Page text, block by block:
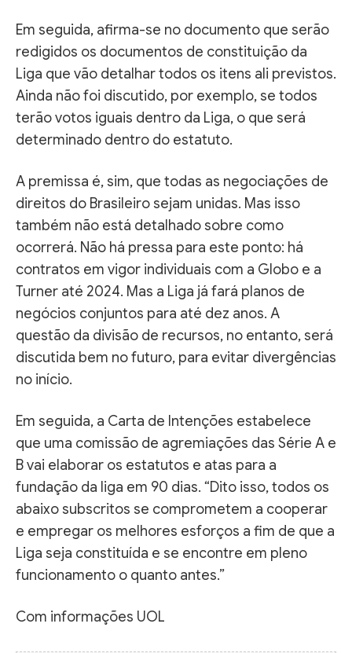
Em seguida, afirma-se no documento que serão
redigidos os documentos de constituição da
Liga que vão detalhar todos os itens ali previstos.
Ainda não foi discutido, por exemplo, se todos
terão votos iguais dentro da Liga, o que será
determinado dentro do estatuto.
A premissa é, sim, que todas as negociações de
direitos do Brasileiro sejam unidas. Mas isso
também não está detalhado sobre como
ocorrerá. Não há pressa para este ponto: há
contratos em vigor individuais com a Globo e a
Turner até 2024. Mas a Liga já fará planos de
negócios conjuntos para até dez anos. A
questão da divisão de recursos, no entanto, será
discutida bem no futuro, para evitar divergências
no início.
Em seguida, a Carta de Intenções estabelece
que uma comissão de agremiações das Série A e
B vai elaborar os estatutos e atas para a
fundação da liga em 90 dias. “Dito isso, todos os
abaixo subscritos se comprometem a cooperar
e empregar os melhores esforços a fim de que a
Liga seja constituída e se encontre em pleno
funcionamento o quanto antes.”
Com informações UOL